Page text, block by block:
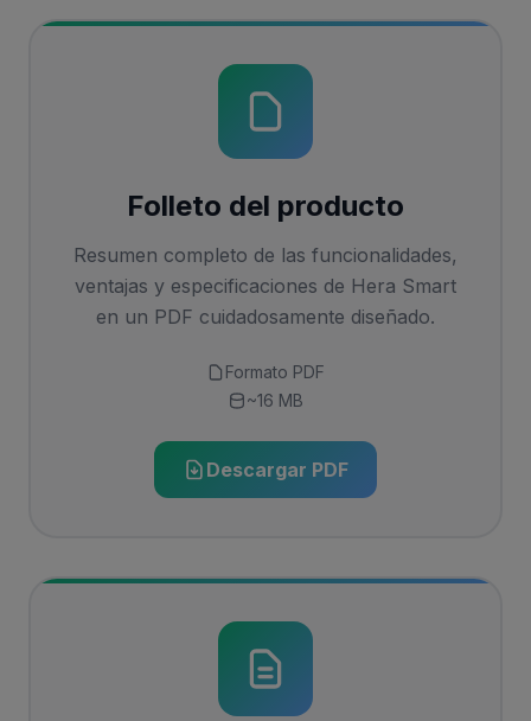
Folleto del producto
Resumen completo de las funcionalidades,
ventajas y especificaciones de Hera Smart
en un PDF cuidadosamente diseñado.
Formato PDF
~16 MB
Descargar PDF